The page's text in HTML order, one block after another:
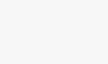
są zlokalizowane w
i szybkie, co jest
na celu
bio, co odpowiada na